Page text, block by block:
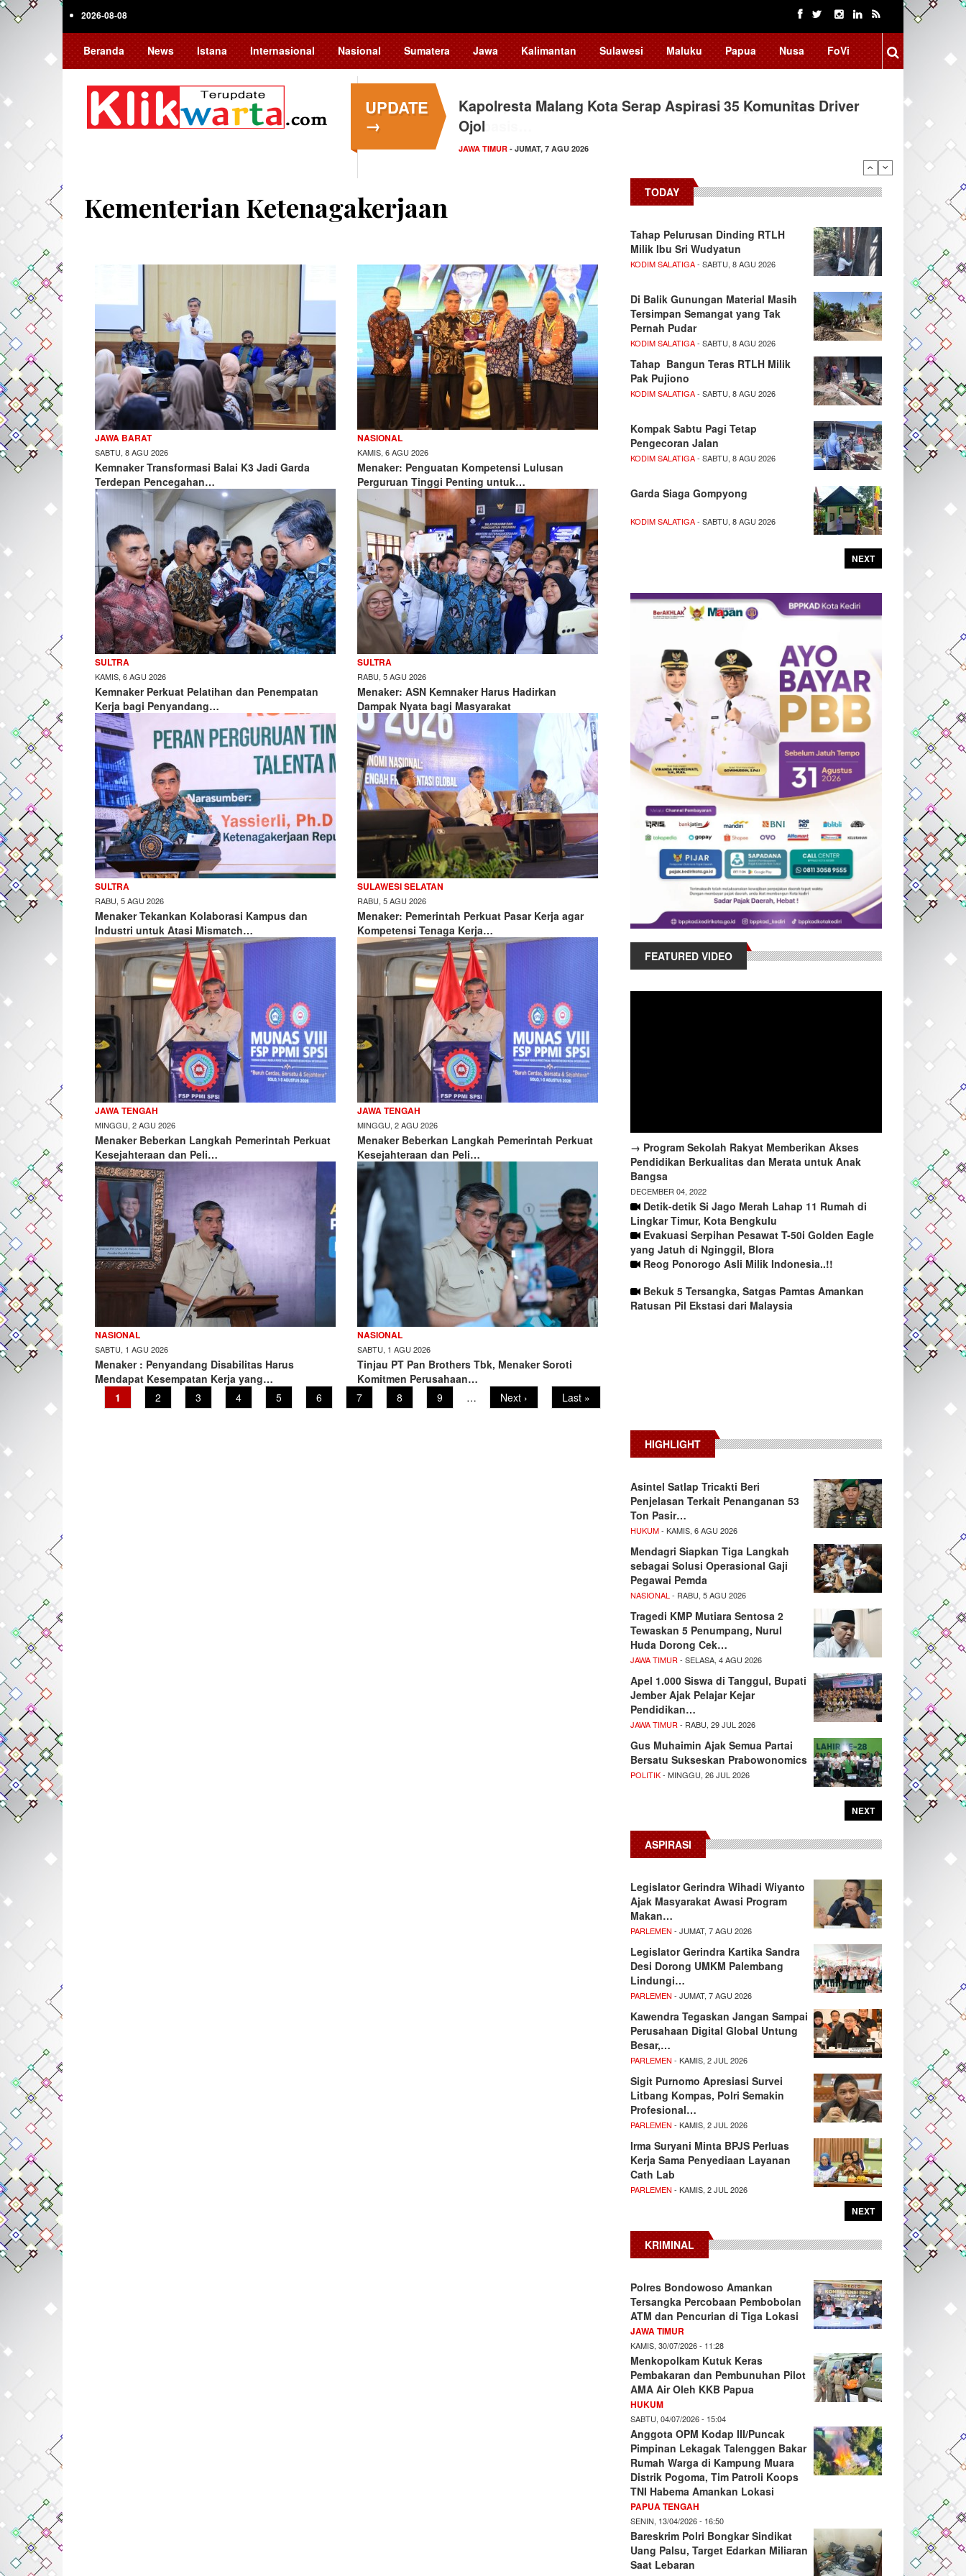
Skip
2026-08-08
Beranda News Istana Internasional Nasional Sumatera Jawa Kalimantan Sulawesi Maluku Papua Nusa FoVi
UPDATE
→
Kapolresta Malang Kota Serap Aspirasi 35 Komunitas Driver
Ojol
JAWA TIMUR - JUMAT, 7 AGU 2026
Kementerian Ketenagakerjaan
JAWA BARAT
SABTU, 8 AGU 2026
Kemnaker Transformasi Balai K3 Jadi Garda
Terdepan Pencegahan…
NASIONAL
KAMIS, 6 AGU 2026
Menaker: Penguatan Kompetensi Lulusan
Perguruan Tinggi Penting untuk…
SULTRA
KAMIS, 6 AGU 2026
Kemnaker Perkuat Pelatihan dan Penempatan
Kerja bagi Penyandang…
SULTRA
RABU, 5 AGU 2026
Menaker: ASN Kemnaker Harus Hadirkan
Dampak Nyata bagi Masyarakat
SULTRA
RABU, 5 AGU 2026
Menaker Tekankan Kolaborasi Kampus dan
Industri untuk Atasi Mismatch…
SULAWESI SELATAN
RABU, 5 AGU 2026
Menaker: Pemerintah Perkuat Pasar Kerja agar
Kompetensi Tenaga Kerja…
JAWA TENGAH
MINGGU, 2 AGU 2026
Menaker Beberkan Langkah Pemerintah Perkuat
Kesejahteraan dan Peli…
JAWA TENGAH
MINGGU, 2 AGU 2026
Menaker Beberkan Langkah Pemerintah Perkuat
Kesejahteraan dan Peli…
NASIONAL
SABTU, 1 AGU 2026
Menaker : Penyandang Disabilitas Harus
Mendapat Kesempatan Kerja yang…
NASIONAL
SABTU, 1 AGU 2026
Tinjau PT Pan Brothers Tbk, Menaker Soroti
Komitmen Perusahaan…
Current
page
1 Page
2 Page
3 Page
4 Page
5 Page
6 Page
7 Page
8 Page
9 …
Next
page
Next ›
Last
page
Last »
TODAY
Tahap Pelurusan Dinding RTLH
Milik Ibu Sri Wudyatun
KODIM SALATIGA- SABTU, 8 AGU 2026
Di Balik Gunungan Material Masih
Tersimpan Semangat yang Tak
Pernah Pudar
KODIM SALATIGA- SABTU, 8 AGU 2026
Tahap Bangun Teras RTLH Milik
Pak Pujiono
KODIM SALATIGA- SABTU, 8 AGU 2026
Kompak Sabtu Pagi Tetap
Pengecoran Jalan
KODIM SALATIGA- SABTU, 8 AGU 2026
Garda Siaga Gompyong
KODIM SALATIGA- SABTU, 8 AGU 2026
NEXT
FEATURED VIDEO
→ Program Sekolah Rakyat Memberikan Akses
Pendidikan Berkualitas dan Merata untuk Anak
Bangsa
DECEMBER 04, 2022
Detik-detik Si Jago Merah Lahap 11 Rumah di
Lingkar Timur, Kota Bengkulu
Evakuasi Serpihan Pesawat T-50i Golden Eagle
yang Jatuh di Nginggil, Blora
Reog Ponorogo Asli Milik Indonesia..!!
Bekuk 5 Tersangka, Satgas Pamtas Amankan
Ratusan Pil Ekstasi dari Malaysia
HIGHLIGHT
Asintel Satlap Tricakti Beri
Penjelasan Terkait Penanganan 53
Ton Pasir…
HUKUM- KAMIS, 6 AGU 2026
Mendagri Siapkan Tiga Langkah
sebagai Solusi Operasional Gaji
Pegawai Pemda
NASIONAL - RABU, 5 AGU 2026
Tragedi KMP Mutiara Sentosa 2
Tewaskan 5 Penumpang, Nurul
Huda Dorong Cek…
JAWA TIMUR - SELASA, 4 AGU 2026
Apel 1.000 Siswa di Tanggul, Bupati
Jember Ajak Pelajar Kejar
Pendidikan…
JAWA TIMUR - RABU, 29 JUL 2026
Gus Muhaimin Ajak Semua Partai
Bersatu Sukseskan Prabowonomics
POLITIK- MINGGU, 26 JUL 2026
NEXT
ASPIRASI
Legislator Gerindra Wihadi Wiyanto
Ajak Masyarakat Awasi Program
Makan…
PARLEMEN - JUMAT, 7 AGU 2026
Legislator Gerindra Kartika Sandra
Desi Dorong UMKM Palembang
Lindungi…
PARLEMEN - JUMAT, 7 AGU 2026
Kawendra Tegaskan Jangan Sampai
Perusahaan Digital Global Untung
Besar,…
PARLEMEN - KAMIS, 2 JUL 2026
Sigit Purnomo Apresiasi Survei
Litbang Kompas, Polri Semakin
Profesional…
PARLEMEN - KAMIS, 2 JUL 2026
Irma Suryani Minta BPJS Perluas
Kerja Sama Penyediaan Layanan
Cath Lab
PARLEMEN - KAMIS, 2 JUL 2026
NEXT
KRIMINAL
Polres Bondowoso Amankan
Tersangka Percobaan Pembobolan
ATM dan Pencurian di Tiga Lokasi
JAWA TIMUR
KAMIS, 30/07/2026 - 11:28
Menkopolkam Kutuk Keras
Pembakaran dan Pembunuhan Pilot
AMA Air Oleh KKB Papua
HUKUM
SABTU, 04/07/2026 - 15:04
Anggota OPM Kodap III/Puncak
Pimpinan Lekagak Talenggen Bakar
Rumah Warga di Kampung Muara
Distrik Pogoma, Tim Patroli Koops
TNI Habema Amankan Lokasi
PAPUA TENGAH
SENIN, 13/04/2026 - 16:50
Bareskrim Polri Bongkar Sindikat
Uang Palsu, Target Edarkan Miliaran
Saat Lebaran